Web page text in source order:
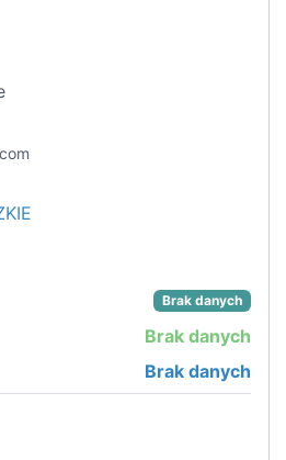
Brak danych
Brak danych
Brak danych